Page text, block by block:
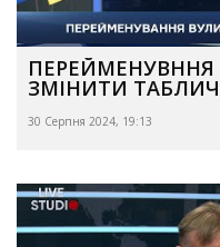
ЗМІНИТИ
30 Серпня 2024, 19:13